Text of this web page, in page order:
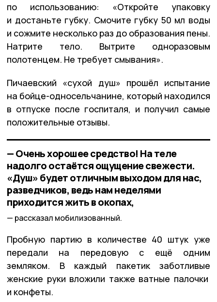
по использованию: «Откройте упаковку
и достаньте губку. Смочите губку 50 мл воды
и сожмите несколько раз до образования пены.
Натрите тело. Вытрите одноразовым
полотенцем. Не требует смывания».
Пичаевский «сухой душ» прошёл испытание
на бойце-односельчанине, который находился
в отпуске после госпиталя, и получил самые
положительные отзывы.
— Очень хорошее средство! На теле
надолго остаётся ощущение свежести.
«Душ» будет отличным выходом для нас,
разведчиков, ведь нам неделями
приходится жить в окопах,
рассказал мобилизованный.
Пробную партию в количестве 40 штук уже
передали на передовую с ещё одним
земляком. В каждый пакетик заботливые
женские руки вложили также ватные палочки
и конфеты.